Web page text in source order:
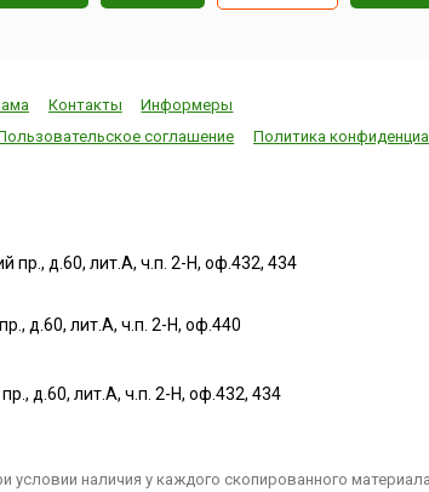
Контакты
Информеры
соглашение Политика
пр., д.60, лит.А, ч.п. 2-Н, оф.432, 434
д.60, лит.А, ч.п. 2-Н, оф.440
д.60, лит.А, ч.п. 2-Н, оф.432, 434
наличия у каждого скопированного